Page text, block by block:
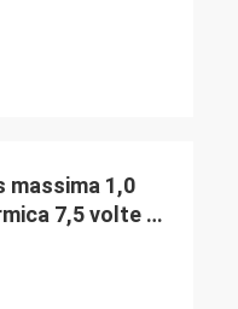
massima 1,0
7,5 volte 10